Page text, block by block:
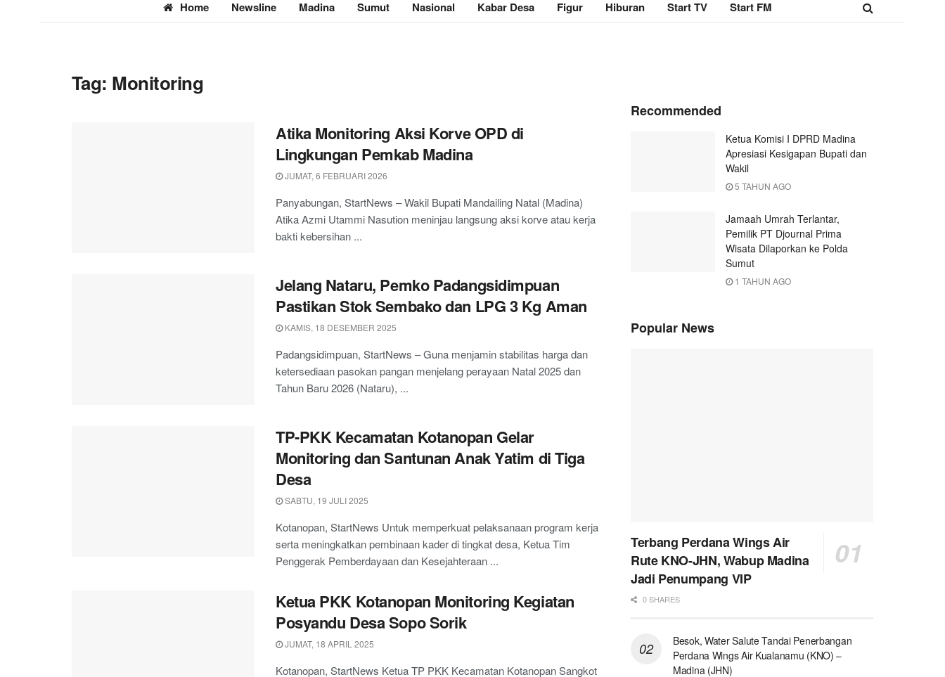
Home Newsline Madina Sumut Nasional Kabar Desa Figur Hiburan Start TV Start FM
Tag: Monitoring
Atika Monitoring Aksi Korve OPD di
Lingkungan Pemkab Madina
JUMAT, 6 FEBRUARI 2026
Panyabungan, StartNews – Wakil Bupati Mandailing Natal (Madina)
Atika Azmi Utammi Nasution meninjau langsung aksi korve atau kerja
bakti kebersihan ...
Jelang Nataru, Pemko Padangsidimpuan
Pastikan Stok Sembako dan LPG 3 Kg Aman
KAMIS, 18 DESEMBER 2025
Padangsidimpuan, StartNews – Guna menjamin stabilitas harga dan
ketersediaan pasokan pangan menjelang perayaan Natal 2025 dan
Tahun Baru 2026 (Nataru), ...
TP-PKK Kecamatan Kotanopan Gelar
Monitoring dan Santunan Anak Yatim di Tiga
Desa
SABTU, 19 JULI 2025
Kotanopan, StartNews Untuk memperkuat pelaksanaan program kerja
serta meningkatkan pembinaan kader di tingkat desa, Ketua Tim
Penggerak Pemberdayaan dan Kesejahteraan ...
Ketua PKK Kotanopan Monitoring Kegiatan
Posyandu Desa Sopo Sorik
JUMAT, 18 APRIL 2025
Kotanopan, StartNews Ketua TP PKK Kecamatan Kotanopan Sangkot
Recommended
Ketua Komisi I DPRD Madina
Apresiasi Kesigapan Bupati dan
Wakil
5 TAHUN AGO
Jamaah Umrah Terlantar,
Pemilik PT Djournal Prima
Wisata Dilaporkan ke Polda
Sumut
1 TAHUN AGO
Popular News
Terbang Perdana Wings Air
Rute KNO-JHN, Wabup Madina
Jadi Penumpang VIP
0 SHARES
Besok, Water Salute Tandai Penerbangan
Perdana Wings Air Kualanamu (KNO) –
Madina (JHN)